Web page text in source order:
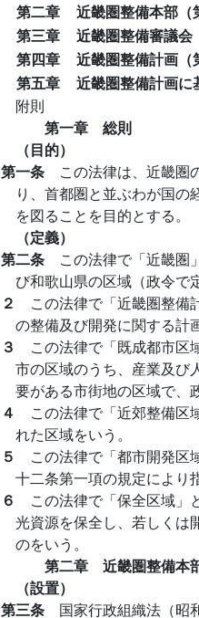
第二章
近畿圏整備本部（
第三章
近畿圏整備審議会
第四章
近畿圏整備計画（
第五章
近畿圏整備計画に
附則
第一章 総則
（目的）
第一条 この法律は、近畿圏
り、首都圏と並ぶわが国
を図ることを目的とする。
（定義）
第二条 この法律で「近畿圏
び和歌山県の区域（政令で
２ この法律で「近畿圏整備
の整備及び開発に関する計
３ この法律で「既成都市区
市の区域のうち、産業及び
要がある市街地の区域で、
４ この法律で「近郊整備区
れた区域をいう。
５ この法律で「都市開発区
十二条第一項の規定により
６ この法律で「保全区域」
光資源を保全し、若しくは
のをいう。
第二章 近畿圏整備本
（設置）
第三条 国家行政組織法（昭